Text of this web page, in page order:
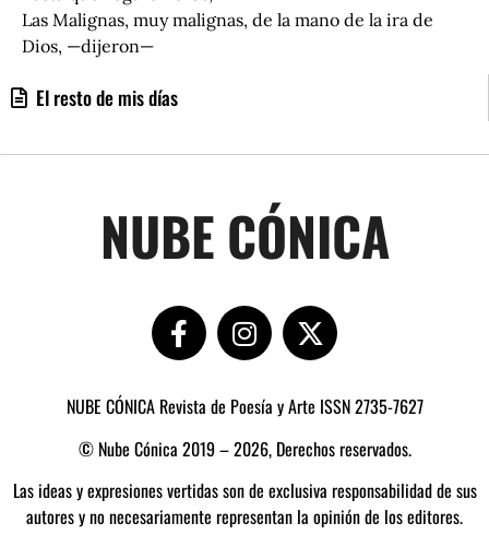
El resto de mis días
Las Malignas, muy malignas, de la mano de la ira de
Dios, —dijeron—
NUBE CÓNICA
NUBE CÓNICA Revista de Poesía y Arte ISSN 2735-7627
© Nube Cónica 2019 – 2026, Derechos reservados.
Las ideas y expresiones vertidas son de exclusiva responsabilidad de sus
autores y no necesariamente representan la opinión de los editores.